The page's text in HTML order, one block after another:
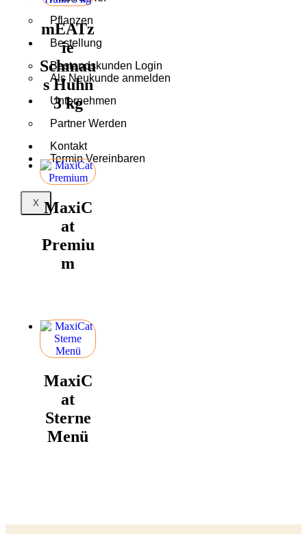
Pflanzen
Bestellung
Bestandskunden Login
Als Neukunde anmelden
Unternehmen
Partner Werden
Kontakt
Termin Vereinbaren
X
mEATz
ie
Schmau
s Huhn
3 kg
MaxiC
at
Premiu
m
MaxiC
at
Sterne
Menü